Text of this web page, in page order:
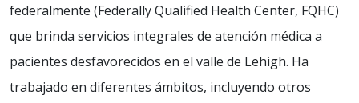
federalmente (Federally Qualified Health Center, FQHC)
que brinda servicios integrales de atención médica a
pacientes desfavorecidos en el valle de Lehigh. Ha
trabajado en diferentes ámbitos, incluyendo otros